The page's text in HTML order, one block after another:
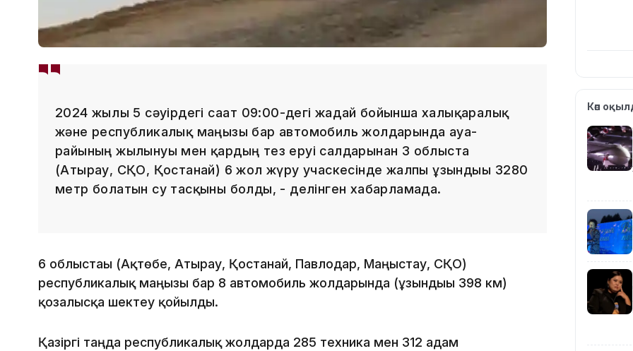
2024 жылғы 5 сәуірдегі сағат 09:00-дегі жағдай бойынша халықаралық
және республикалық маңызы бар автомобиль жолдарында ауа-
райының жылынуы мен қардың тез еруі салдарынан 3 облыста
(Атырау, СҚО, Қостанай) 6 жол жүру учаскесінде жалпы ұзындығы 3280
метр болатын су тасқыны болды, - делінген хабарламада.
6 облыстағы (Ақтөбе, Атырау, Қостанай, Павлодар, Маңғыстау, СҚО)
республикалық маңызы бар 8 автомобиль жолдарында (ұзындығы 398 км)
қозғалысқа шектеу қойылды.
Қазіргі таңда республикалық жолдарда 285 техника мен 312 адам
11:54
10:56
Көп